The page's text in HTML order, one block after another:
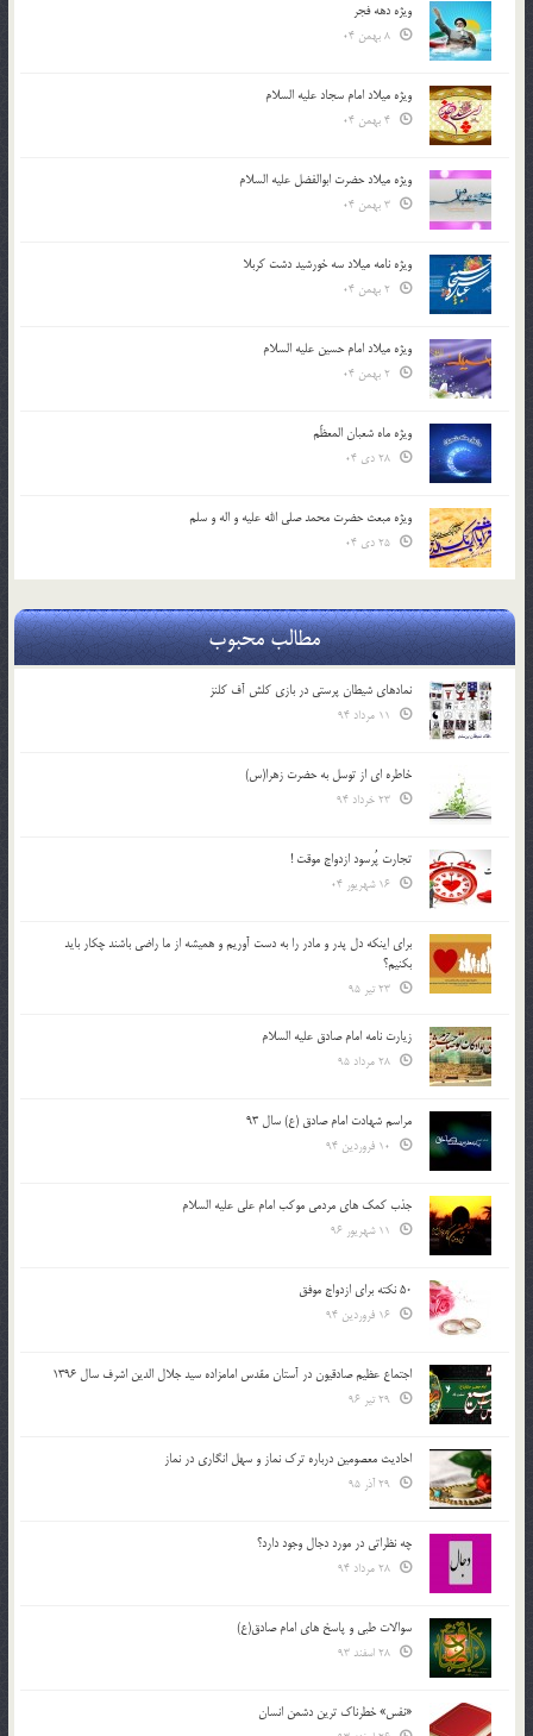
ویژه دهه فجر
ویژه میلاد امام سجاد علیه السلام
ویژه میلاد حضرت ابوالفضل علیه السلام
ویژه نامه میلاد سه خورشید دشت کربلا
ویژه میلاد امام حسین علیه السلام
ویژه ماه شعبان المعظّم
ویژه مبعث حضرت محمد صلی الله علیه و اله و سلم
مطالب محبوب
نمادهای شیطان پرستی در بازی کلش آف کلنز
خاطره ای از توسل به حضرت زهرا(س)
تجارت پُرسود ازدواج موقت !
براي اينكه دل پدر و مادر را به دست آوريم و هميشه از ما راضي باشند چكار بايد
بكنيم؟
زیارت نامه امام صادق علیه السلام
مراسم شهادت امام صادق (ع) سال 93
جذب کمک های مردمی موکب امام علی علیه السلام
50 نکته برای ازدواج موفق
اجتماع عظیم صادقیون در آستان مقدس امامزاده سید جلال الدین اشرف سال 1396
احادیث معصومین درباره ترک نماز و سهل انگاری در نماز
چه نظراتی در مورد دجال وجود دارد؟
سوالات طبی و پاسخ های امام صادق(ع)
«نفس» خطرناک ترین دشمن انسان